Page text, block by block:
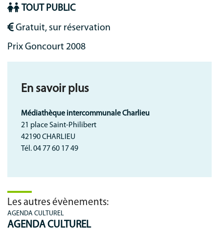
animation
TOUT PUBLIC
Gratuit, sur réservation
Prix Goncourt 2008
En savoir plus
Médiathèque intercommunale Charlieu
21 place Saint-Philibert
42190 CHARLIEU
Tél. 04 77 60 17 49
Les autres évènements:
AGENDA CULTUREL
AGENDA CULTUREL